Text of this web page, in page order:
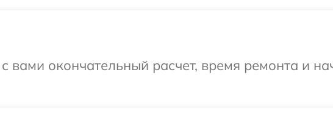
вами окончательный расчет, время ремонта и